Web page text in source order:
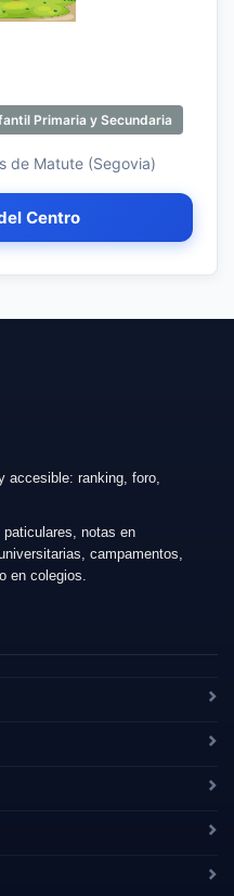
Primaria y Secundaria
de Matute (Segovia)
Centro
accesible: ranking, foro,
notas en
campamentos,
en colegios.